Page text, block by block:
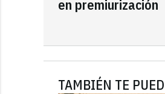
en premiurización
TAMBIÉN TE